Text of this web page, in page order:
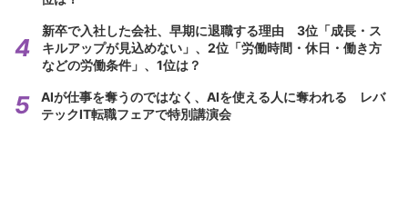
新卒で入社した会社、早期に退職する理由 3位「成長・ス
キルアップが見込めない」、2位「労働時間・休日・働き方
などの労働条件」、1位は？
AIが仕事を奪うのではなく、AIを使える人に奪われる レバ
テックIT転職フェアで特別講演会